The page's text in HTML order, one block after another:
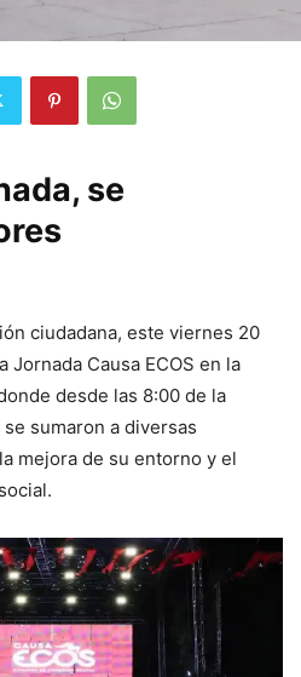
se
ciudadana, este viernes 20
Jornada Causa ECOS en la
desde las 8:00 de la
sumaron a diversas
mejora de su entorno y el